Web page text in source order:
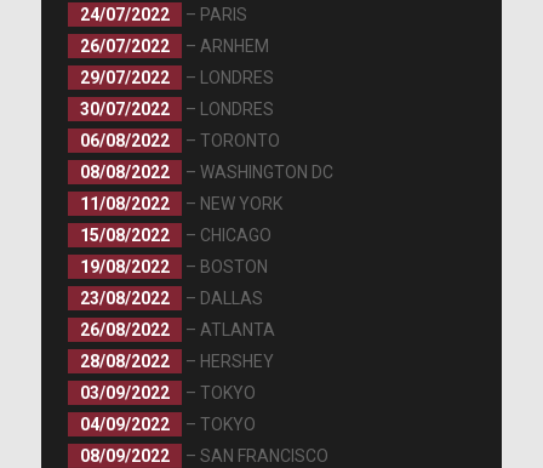
24/07/2022
– PARIS
26/07/2022
– ARNHEM
29/07/2022
– LONDRES
30/07/2022
– LONDRES
06/08/2022
– TORONTO
08/08/2022
– WASHINGTON DC
11/08/2022
– NEW YORK
15/08/2022
– CHICAGO
19/08/2022
– BOSTON
23/08/2022
– DALLAS
26/08/2022
– ATLANTA
28/08/2022
– HERSHEY
03/09/2022
– TOKYO
04/09/2022
– TOKYO
08/09/2022
– SAN FRANCISCO